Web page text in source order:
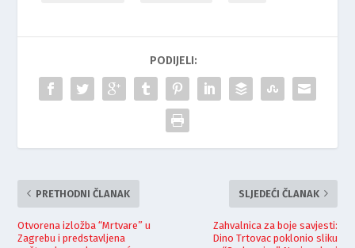
PODIJELI:
PRETHODNI ČLANAK
Otvorena izložba “Mrtvare” u
Zagrebu i predstavljena
SLJEDEĆI ČLANAK
Zahvalnica za boje savjesti:
Dino Trtovac poklonio sliku